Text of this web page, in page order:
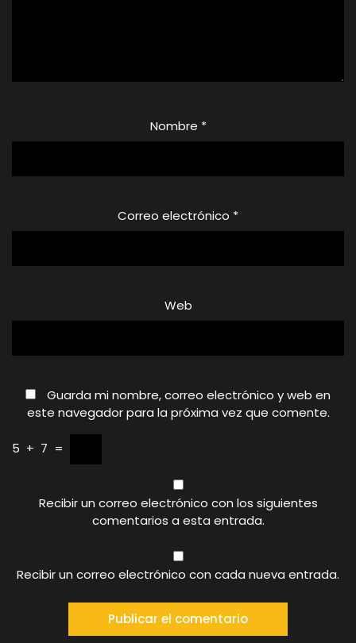
Nombre *
Correo electrónico *
Web
Guarda mi nombre, correo electrónico y web en
este navegador para la próxima vez que comente.
5 + 7 =
Recibir un correo electrónico con los siguientes
comentarios a esta entrada.
Recibir un correo electrónico con cada nueva entrada.